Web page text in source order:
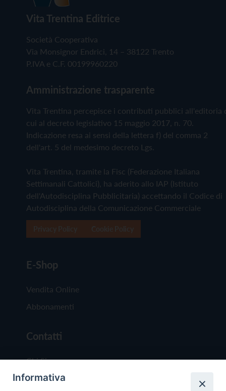
Vita Trentina Editrice
Società Cooperativa
Via Monsignor Endrici, 14 – 38122 Trento
P.IVA e C.F. 00199960220
Amministrazione trasparente
Vita Trentina percepisce i contributi pubblici all'editoria
cui al decreto legislativo 15 maggio 2017, n. 70.
Indicazione resa ai sensi della lettera f) del comma 2
dell'art. 5 del medesimo decreto Lgs.
Vita Trentina, tramite la Fisc (Federazione Italiana
Settimanali Cattolici), ha aderito allo IAP (Istituto
dell'Autodisciplina Pubblicitaria) accettando il Codice di
Autodisciplina della Comunicazione Commerciale
E-Shop
Vendita Online
Abbonamenti
Contatti
Chi Siamo
Redazione
Informativa